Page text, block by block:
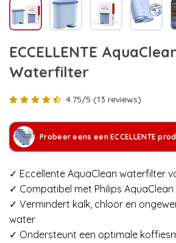
ECCELLENTE
Waterfilter
4.75/5 (13 reviews)
Probeer eens een ECCELLENTE
✓ Eccellente AquaClean waterfilter
✓ Compatibel met Philips
✓ Vermindert kalk, chloor en
water
✓ Ondersteunt een optimale